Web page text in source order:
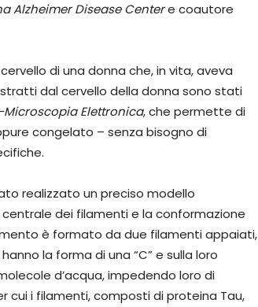
Alzheimer Disease Centere coautore
di una donna che, in vita, aveva
dal cervello della donna sono stati
Elettronica, che permette di
congelato – senza bisogno di
realizzato un preciso modello
dei filamenti e la conformazione
è formato da due filamenti appaiati,
la forma di una “C” e sulla loro
d’acqua, impedendo loro di
cui i filamenti, composti di proteina Tau,